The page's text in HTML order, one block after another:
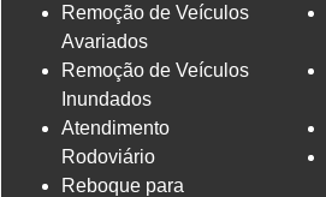
Remoção de Veículos
Avariados
Remoção de Veículos
Inundados
Atendimento
Rodoviário
Reboque para